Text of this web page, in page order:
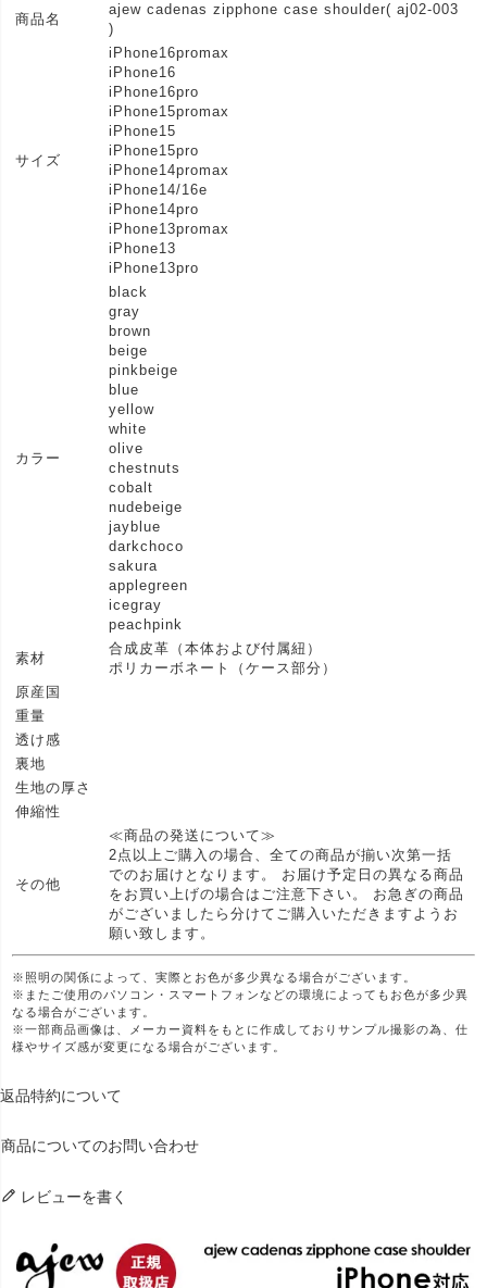
商品名
ajew cadenas zipphone case shoulder( aj02-003
)
サイズ
iPhone16promax
iPhone16
iPhone16pro
iPhone15promax
iPhone15
iPhone15pro
iPhone14promax
iPhone14/16e
iPhone14pro
iPhone13promax
iPhone13
iPhone13pro
カラー
black
gray
brown
beige
pinkbeige
blue
yellow
white
olive
chestnuts
cobalt
nudebeige
jayblue
darkchoco
sakura
applegreen
icegray
peachpink
素材
合成皮革（本体および付属紐）
ポリカーボネート（ケース部分）
原産国
重量
透け感
裏地
生地の厚さ
伸縮性
その他
≪商品の発送について≫
2点以上ご購入の場合、全ての商品が揃い次第一括
でのお届けとなります。 お届け予定日の異なる商品
をお買い上げの場合はご注意下さい。 お急ぎの商品
がございましたら分けてご購入いただきますようお
願い致します。
※照明の関係によって、実際とお色が多少異なる場合がございます。
※またご使用のパソコン・スマートフォンなどの環境によってもお色が多少異
なる場合がございます。
※一部商品画像は、メーカー資料をもとに作成しておりサンプル撮影の為、仕
様やサイズ感が変更になる場合がございます。
返品特約について
商品についてのお問い合わせ
レビューを書く